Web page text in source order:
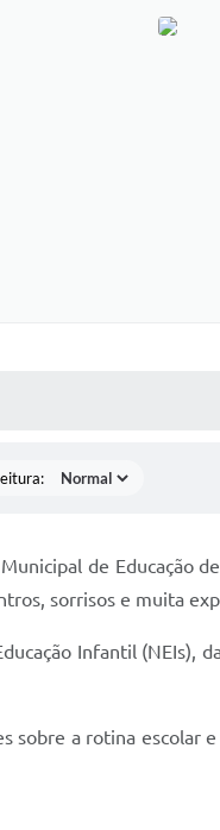
de Educação
sorrisos e muita
Infantil (NEIs),
sobre a rotina escolar